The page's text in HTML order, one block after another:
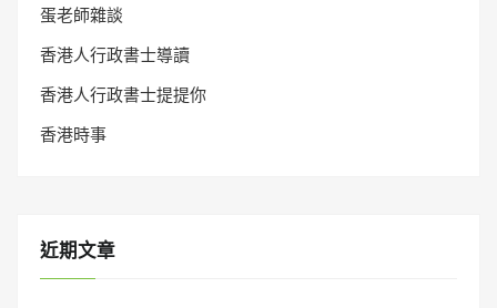
蛋老師雜談
香港人行政書士導讀
香港人行政書士提提你
香港時事
近期文章